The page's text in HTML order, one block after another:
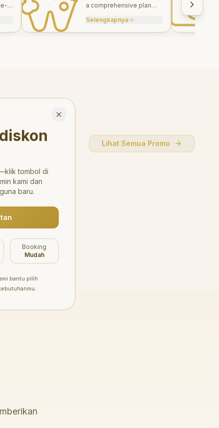
a comprehensive plan
aesthetic treatments to
rebuild function, comfort,
Selengkapnya
Lihat Semua Promo
tombol di
kami dan
baru.
Booking
Mudah
bantu pilih
Close